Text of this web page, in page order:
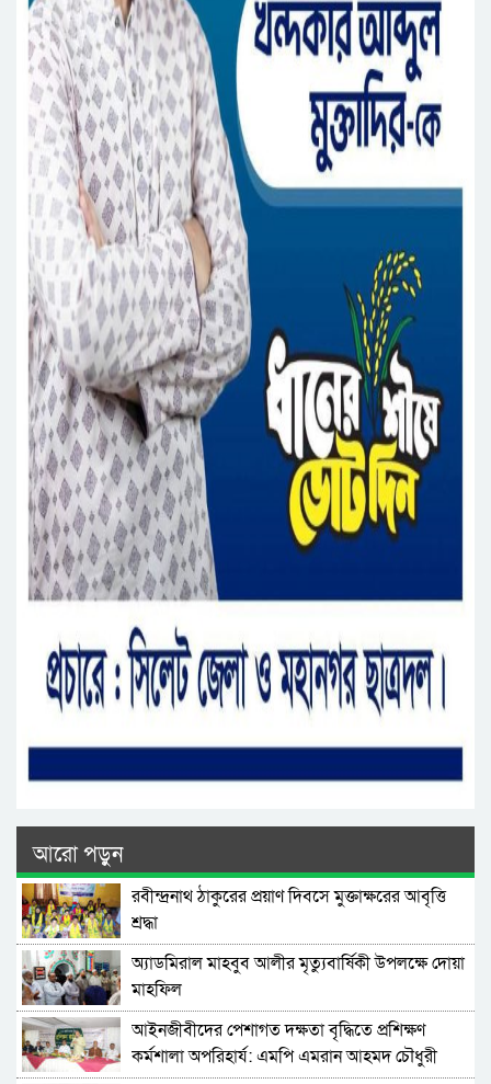
আরো পড়ুন
রবীন্দ্রনাথ ঠাকুরের প্রয়াণ দিবসে মুক্তাক্ষরের আবৃত্তি
শ্রদ্ধা
অ্যাডমিরাল মাহবুব আলীর মৃত্যুবার্ষিকী উপলক্ষে দোয়া
মাহফিল
‎আইনজীবীদের পেশাগত দক্ষতা বৃদ্ধিতে প্রশিক্ষণ
কর্মশালা অপরিহার্য: এমপি এমরান আহমদ চৌধুরী